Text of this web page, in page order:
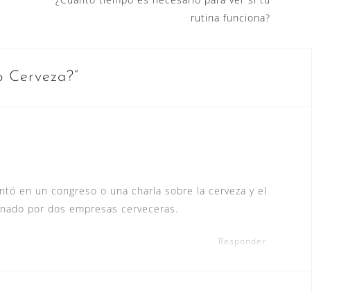
rutina funciona?
Cerveza?”
en un congreso o una charla sobre la cerveza y el
por dos empresas cerveceras.
Responder